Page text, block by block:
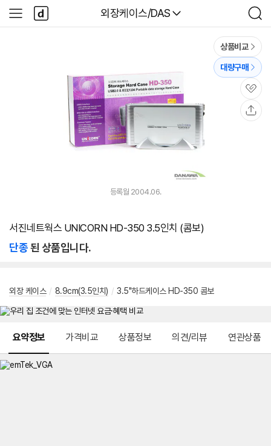
다나와
외장케이스/DAS
검
색
사
이
다
나
와
상품비교
대량구매
관
심
등록월 2004.06.
서진네트웍스 UNICORN HD-350 3.5인치 (콤보)
단종된 상품입니다.
외장 케이스 / 8.9cm(3.5인치) / 3.5"하드케이스 HD-350 콤보
요약정보 가격비교 상품정보 의견/리뷰 연관상품